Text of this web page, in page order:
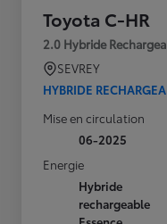
Toyota C-HR
2.0 Hybride
SEVREY
HYBRIDE
Mise en circulation
06-2025
Energie
Hybride
rechargeable